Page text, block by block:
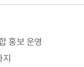
홍보 운영